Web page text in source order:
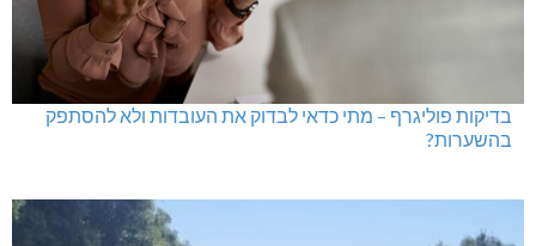
בדיקות פוליגרף – מתי כדאי לבדוק את העובדות ולא להסתפק
בהשערות?